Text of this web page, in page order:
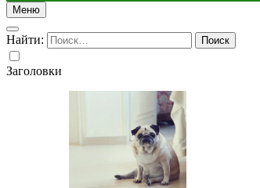
Меню
Найти:
Заголовки